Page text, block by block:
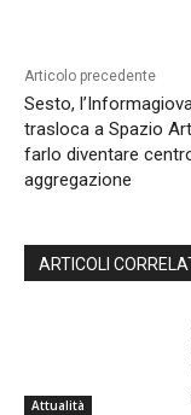
Articolo precedente
Sesto,
trasloca a Spazio
farlo diventare
aggregazione
ARTICOLI
Attualità